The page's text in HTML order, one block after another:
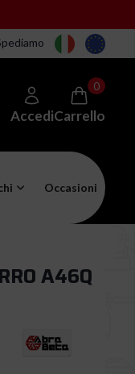
AccediCarrello
0
Occasioni
A46Q